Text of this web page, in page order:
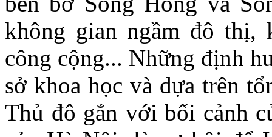
không gian ngầm đô thị,
công cộng... Những định
sở khoa học và dựa trên
Thủ đô gắn với bối cảnh